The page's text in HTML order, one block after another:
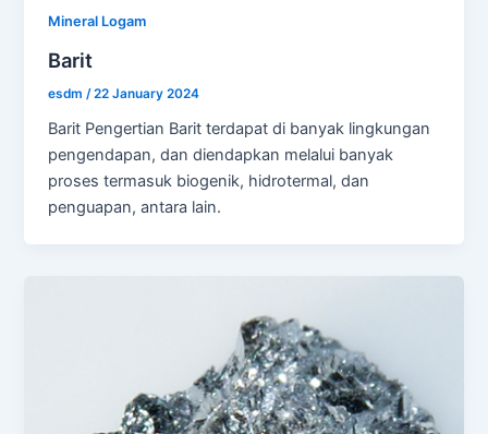
Mineral Logam
Barit
esdm /22 January 2024
Barit Pengertian Barit terdapat di banyak lingkungan
pengendapan, dan diendapkan melalui banyak
proses termasuk biogenik, hidrotermal, dan
penguapan, antara lain.